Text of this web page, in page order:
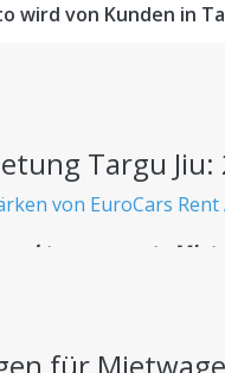
wird von Kunden in
Targu Jiu:
von EuroCars Rent
transparente